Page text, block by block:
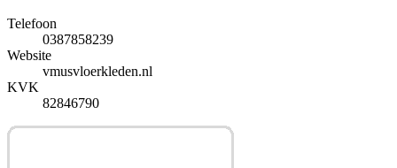
Telefoon
0387858239
Website
vmusvloerkleden.nl
KVK
82846790